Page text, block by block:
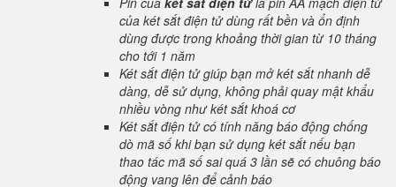
của két sắt điện tử dùng rất bền và ổn định
dùng được trong khoảng thời gian từ 10 tháng
cho tới 1 năm
Két sắt điện tử giúp bạn mở két sắt nhanh dễ
dàng, dễ sử dụng, không phải quay mật khẩu
nhiều vòng như két sắt khoá cơ
Két sắt điện tử có tính năng báo động chống
dò mã số khi bạn sử dụng két sắt nếu bạn
thao tác mã số sai quá 3 lần sẽ có chuông báo
động vang lên để cảnh báo